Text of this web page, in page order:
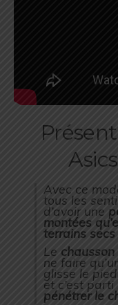
Avec ce
tous les
d’avoir une
montées
terrains
Le
ne faire
glisse le
et c’est parti
pénétrer le